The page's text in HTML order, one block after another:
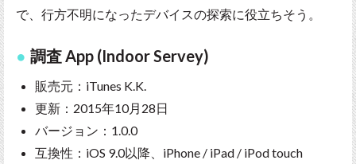
で、行方不明になったデバイスの探索に役立ちそう。
調査 App (Indoor Servey)
販売元：iTunes K.K.
更新：2015年10月28日
バージョン：1.0.0
互換性：iOS 9.0以降、iPhone / iPad / iPod touch